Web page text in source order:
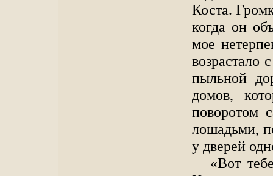
Коста.
когда он
мое
возрастало
пыльной
домов,
поворотом
лошадьми,
у дверей
«Вот